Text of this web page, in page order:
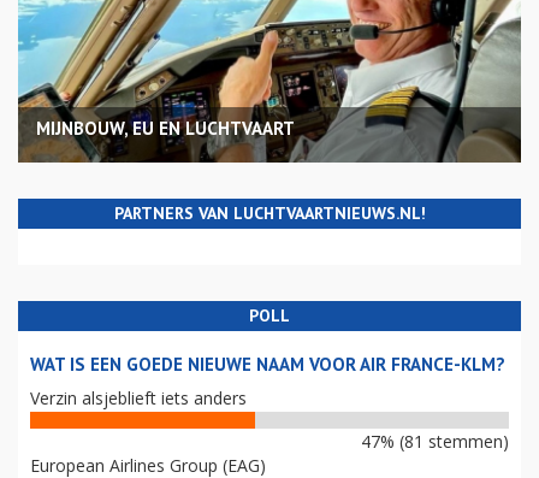
MIJNBOUW, EU EN LUCHTVAART
PARTNERS VAN LUCHTVAARTNIEUWS.NL!
POLL
WAT IS EEN GOEDE NIEUWE NAAM VOOR AIR FRANCE-KLM?
Verzin alsjeblieft iets anders
47% (81 stemmen)
European Airlines Group (EAG)